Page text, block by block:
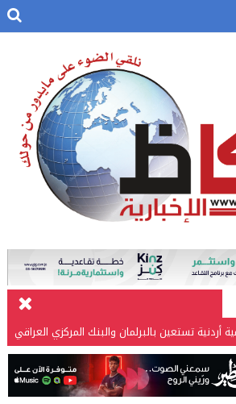
أردنية تستعين بالبرلمان والبنك المركزي العراقي
التعليم ثم الصناعة والزراعة قذفت ببنجلاديش خلال